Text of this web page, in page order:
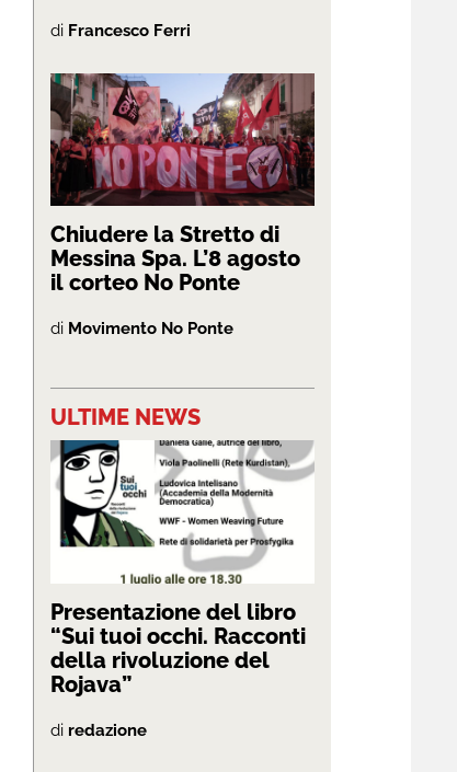
di Francesco Ferri
Chiudere la Stretto di
Messina Spa. L’8 agosto
il corteo No Ponte
di Movimento No Ponte
ULTIME NEWS
Presentazione del libro
“Sui tuoi occhi. Racconti
della rivoluzione del
Rojava”
di redazione